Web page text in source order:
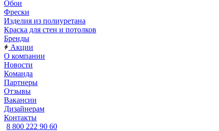
Обои
Фрески
Изделия из полиуретана
Краска для стен и потолков
Бренды
Акции
О компании
Новости
Команда
Партнеры
Отзывы
Вакансии
Дизайнерам
Контакты
8 800 222 90 60